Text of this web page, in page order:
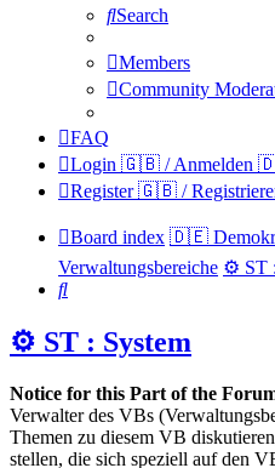
Search
Members
Community
FAQ
Login 🇬🇧 / Anmelden
Register 🇬🇧 /
Board index 🇩🇪
Verwaltungsbereiche ⚙️ ST
Search
⚙️ ST : System
Notice for this Part of the
Verwalter des VBs
Themen zu diesem VB
stellen, die sich speziell auf den